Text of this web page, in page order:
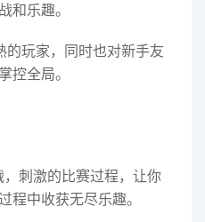
和乐趣。
的玩家，同时也对新手友
控全局。
刺激的比赛过程，让你
程中收获无尽乐趣。